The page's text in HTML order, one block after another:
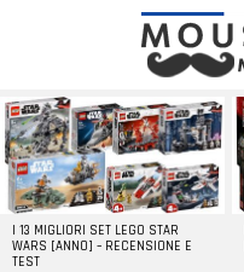
LATEST
STORIES
I 13 MIGLIORI SET LEGO STAR
WARS [ANNO] – RECENSIONE E
TEST